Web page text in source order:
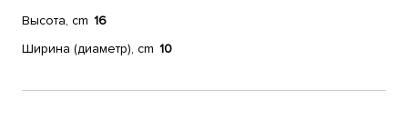
Высота, cm 16
Ширина (диаметр), cm 10